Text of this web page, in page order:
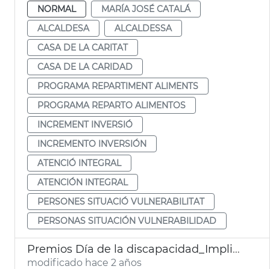
NORMAL
MARÍA JOSÉ CATALÁ
ALCALDESA
ALCALDESSA
CASA DE LA CARITAT
CASA DE LA CARIDAD
PROGRAMA REPARTIMENT ALIMENTS
PROGRAMA REPARTO ALIMENTOS
INCREMENT INVERSIÓ
INCREMENTO INVERSIÓN
ATENCIÓ INTEGRAL
ATENCIÓN INTEGRAL
PERSONES SITUACIÓ VULNERABILITAT
PERSONAS SITUACIÓN VULNERABILIDAD
Premios Día de la discapacidad_Implica't
modificado hace 2 años